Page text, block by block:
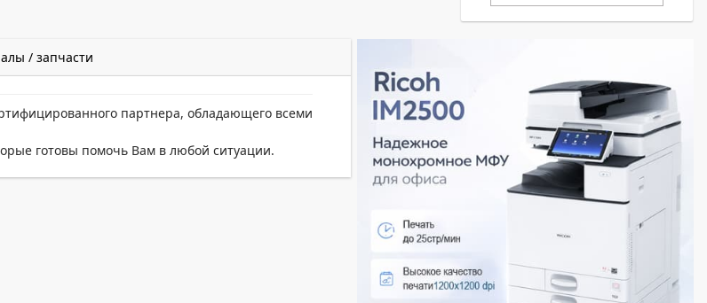
/ запчасти
партнера, обладающего всеми
готовы помочь Вам в любой ситуации.